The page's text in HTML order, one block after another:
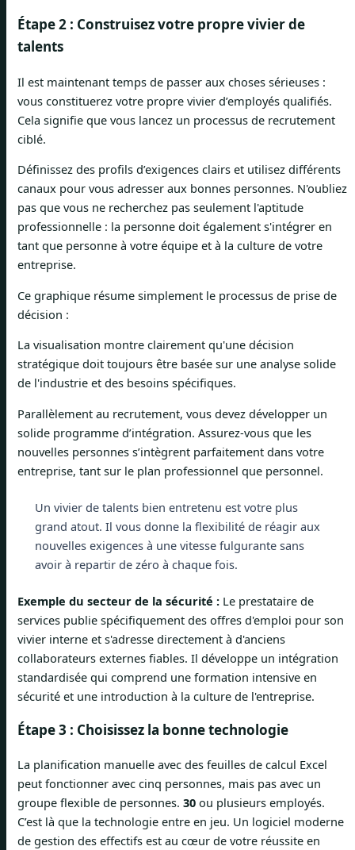
Étape 2 : Construisez votre propre vivier de
talents
Il est maintenant temps de passer aux choses sérieuses :
vous constituerez votre propre vivier d’employés qualifiés.
Cela signifie que vous lancez un processus de recrutement
ciblé.
Définissez des profils d’exigences clairs et utilisez différents
canaux pour vous adresser aux bonnes personnes. N'oubliez
pas que vous ne recherchez pas seulement l'aptitude
professionnelle : la personne doit également s'intégrer en
tant que personne à votre équipe et à la culture de votre
entreprise.
Ce graphique résume simplement le processus de prise de
décision :
La visualisation montre clairement qu'une décision
stratégique doit toujours être basée sur une analyse solide
de l'industrie et des besoins spécifiques.
Parallèlement au recrutement, vous devez développer un
solide programme d’intégration. Assurez-vous que les
nouvelles personnes s’intègrent parfaitement dans votre
entreprise, tant sur le plan professionnel que personnel.
Un vivier de talents bien entretenu est votre plus
grand atout. Il vous donne la flexibilité de réagir aux
nouvelles exigences à une vitesse fulgurante sans
avoir à repartir de zéro à chaque fois.
Exemple du secteur de la sécurité : Le prestataire de
services publie spécifiquement des offres d'emploi pour son
vivier interne et s'adresse directement à d'anciens
collaborateurs externes fiables. Il développe un intégration
standardisée qui comprend une formation intensive en
sécurité et une introduction à la culture de l'entreprise.
Étape 3 : Choisissez la bonne technologie
La planification manuelle avec des feuilles de calcul Excel
peut fonctionner avec cinq personnes, mais pas avec un
groupe flexible de personnes. 30 ou plusieurs employés.
C’est là que la technologie entre en jeu. Un logiciel moderne
de gestion des effectifs est au cœur de votre réussite en